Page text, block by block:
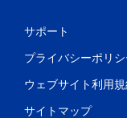
サポート
プライバシーポリシ
ウェブサイト利用規
サイトマップ